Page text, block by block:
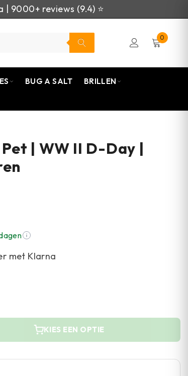
9000+ reviews (9.4) ⭐
0
BUG A SALT
BRILLEN
| WW II D-Day |
met Klarna
KIES EEN OPTIE